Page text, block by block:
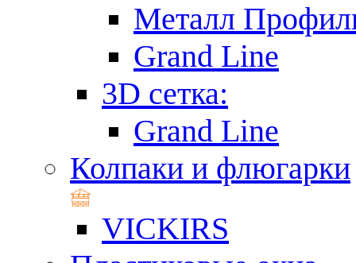
Металл
Grand Line
3D сетка:
Grand Line
Колпаки и флюгарки
VICKIRS